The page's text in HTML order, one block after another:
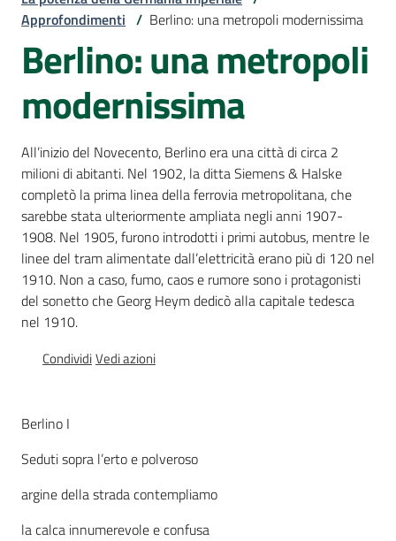
in
Assemblea
Mostre
itineranti
Percorsi
sulla
memoria
Seguici
su
Assemblea
Approfondimenti / Berlino: una metropoli modernissima
Berlino: una metropoli
modernissima
All’inizio del Novecento, Berlino era una città di circa 2
milioni di abitanti. Nel 1902, la ditta Siemens & Halske
completò la prima linea della ferrovia metropolitana, che
sarebbe stata ulteriormente ampliata negli anni 1907-
1908. Nel 1905, furono introdotti i primi autobus, mentre le
linee del tram alimentate dall’elettricità erano più di 120 nel
1910. Non a caso, fumo, caos e rumore sono i protagonisti
del sonetto che Georg Heym dedicò alla capitale tedesca
nel 1910.
CondividiVedi azioni
Berlino I
Seduti sopra l’erto e polveroso
argine della strada contempliamo
la calca innumerevole e confusa